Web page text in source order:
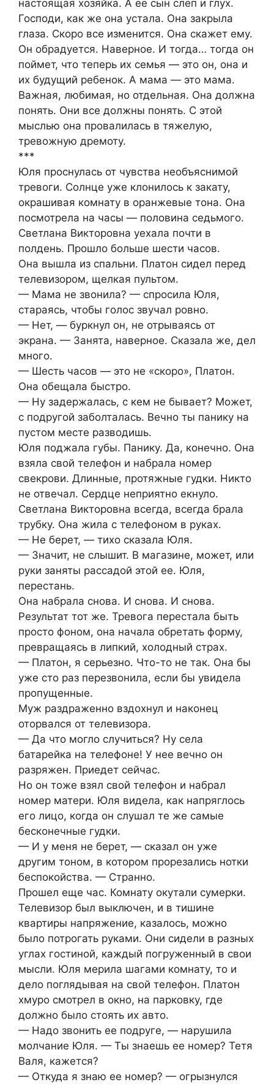
настоящая хозяйка. А ее сын слеп и глух.
Господи, как же она устала. Она закрыла
глаза. Скоро все изменится. Она скажет ему.
Он обрадуется. Наверное. И тогда… тогда он
поймет, что теперь их семья — это он, она и
их будущий ребенок. А мама — это мама.
Важная, любимая, но отдельная. Она должна
понять. Они все должны понять. С этой
мыслью она провалилась в тяжелую,
тревожную дремоту.
***
Юля проснулась от чувства необъяснимой
тревоги. Солнце уже клонилось к закату,
окрашивая комнату в оранжевые тона. Она
посмотрела на часы — половина седьмого.
Светлана Викторовна уехала почти в
полдень. Прошло больше шести часов.
Она вышла из спальни. Платон сидел перед
телевизором, щелкая пультом.
— Мама не звонила? — спросила Юля,
стараясь, чтобы голос звучал ровно.
— Нет, — буркнул он, не отрываясь от
экрана. — Занята, наверное. Сказала же, дел
много.
— Шесть часов — это не «скоро», Платон.
Она обещала быстро.
— Ну задержалась, с кем не бывает? Может,
с подругой заболталась. Вечно ты панику на
пустом месте разводишь.
Юля поджала губы. Панику. Да, конечно. Она
взяла свой телефон и набрала номер
свекрови. Длинные, протяжные гудки. Никто
не отвечал. Сердце неприятно екнуло.
Светлана Викторовна всегда, всегда брала
трубку. Она жила с телефоном в руках.
— Не берет, — тихо сказала Юля.
— Значит, не слышит. В магазине, может, или
руки заняты рассадой этой ее. Юля,
перестань.
Она набрала снова. И снова. И снова.
Результат тот же. Тревога перестала быть
просто фоном, она начала обретать форму,
превращаясь в липкий, холодный страх.
— Платон, я серьезно. Что-то не так. Она бы
уже сто раз перезвонила, если бы увидела
пропущенные.
Муж раздраженно вздохнул и наконец
оторвался от телевизора.
— Да что могло случиться? Ну села
батарейка на телефоне! У нее вечно он
разряжен. Приедет сейчас.
Но он тоже взял свой телефон и набрал
номер матери. Юля видела, как напряглось
его лицо, когда он слушал те же самые
бесконечные гудки.
— И у меня не берет, — сказал он уже
другим тоном, в котором прорезались нотки
беспокойства. — Странно.
Прошел еще час. Комнату окутали сумерки.
Телевизор был выключен, и в тишине
квартиры напряжение, казалось, можно
было потрогать руками. Они сидели в разных
углах гостиной, каждый погруженный в свои
мысли. Юля мерила шагами комнату, то и
дело поглядывая на свой телефон. Платон
хмуро смотрел в окно, на парковку, где
должно было стоять их авто.
— Надо звонить ее подруге, — нарушила
молчание Юля. — Ты знаешь ее номер? Тетя
Валя, кажется?
— Откуда я знаю ее номер? — огрызнулся